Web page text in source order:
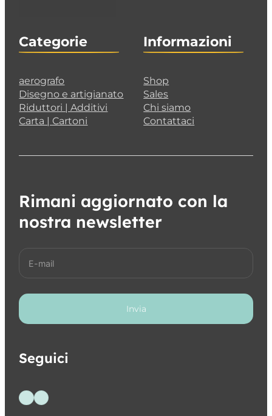
Categorie
aerografo
Disegno e artigianato
Riduttori | Additivi
Carta | Cartoni
Informazioni
Shop
Sales
Chi siamo
Contattaci
Rimani aggiornato con la
nostra newsletter
Invia
Seguici
Seguici su Facebook
Seguici su Instagram